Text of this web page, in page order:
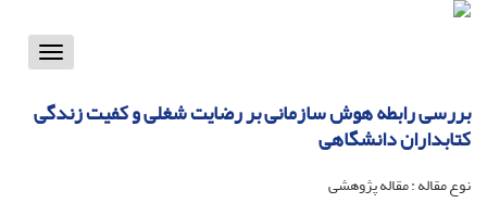
Toggle
بررسی رابطه هوش سازمانی بر رضایت شغلی و کفیت زندگی
کتابداران دانشگاهی
نوع مقاله : مقاله پژوهشی